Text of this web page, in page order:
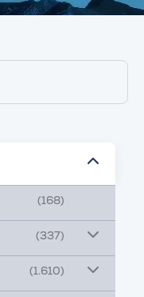
(168)
(337)
(1.610)